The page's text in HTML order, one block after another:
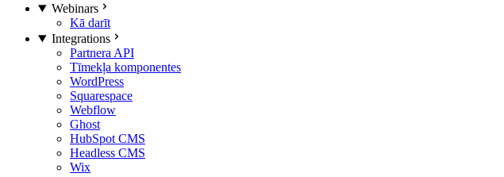
Webinars
Kā darīt
Integrations
Partnera API
Tīmekļa komponentes
WordPress
Squarespace
Webflow
Ghost
HubSpot CMS
Headless CMS
Wix